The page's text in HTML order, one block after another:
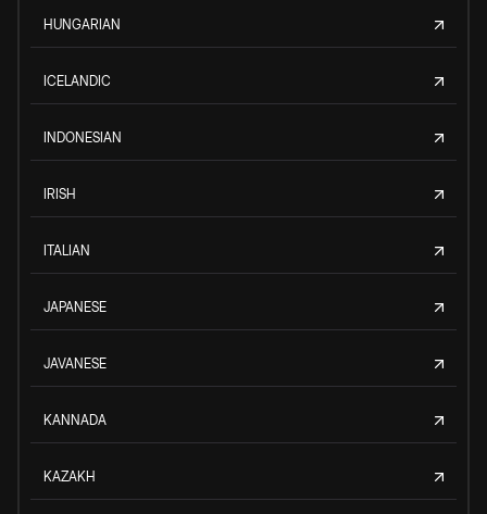
HUNGARIAN
ICELANDIC
INDONESIAN
IRISH
ITALIAN
JAPANESE
JAVANESE
KANNADA
KAZAKH